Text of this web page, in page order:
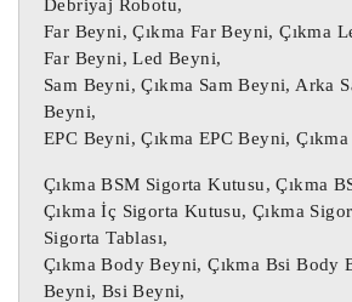
ÇIKMA PARÇA : Daha önce
öğe.
Üründe bazı kozmetik
bulunabilir ancak tamamen
çalışmaktadır.
Yukarıdaki tabloda yer
numarası parçanızın
olmalıdır, aksi takdirde
Debriyaj Robotu,
Far Beyni, Çıkma Far Beyni, Çıkma
Far Beyni, Led Beyni,
Sam Beyni, Çıkma Sam Beyni, Arka
Beyni,
EPC Beyni, Çıkma EPC Beyni, Çıkma
Çıkma BSM Sigorta Kutusu, Çıkma
Çıkma İç Sigorta Kutusu, Çıkma
Sigorta Tablası,
Çıkma Body Beyni, Çıkma Bsi Body
Beyni, Bsi Beyni,